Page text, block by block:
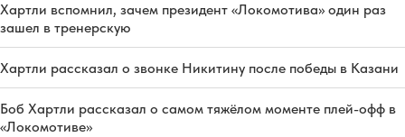
Хартли вспомнил, зачем президент «Локомотива» один раз
зашел в тренерскую
Хартли рассказал о звонке Никитину после победы в Казани
Боб Хартли рассказал о самом тяжёлом моменте плей-офф в
«Локомотиве»